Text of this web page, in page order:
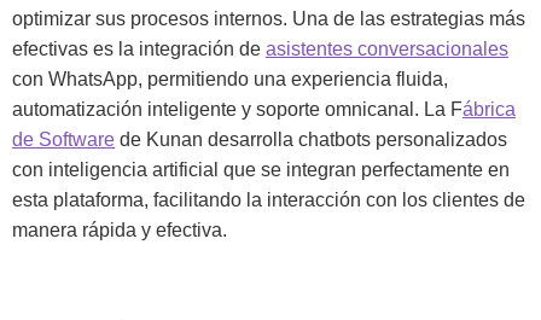
optimizar sus procesos internos. Una de las estrategias más
efectivas es la integración de asistentes conversacionales
con WhatsApp, permitiendo una experiencia fluida,
automatización inteligente y soporte omnicanal. La Fábrica
de Software de Kunan desarrolla chatbots personalizados
con inteligencia artificial que se integran perfectamente en
esta plataforma, facilitando la interacción con los clientes de
manera rápida y efectiva.